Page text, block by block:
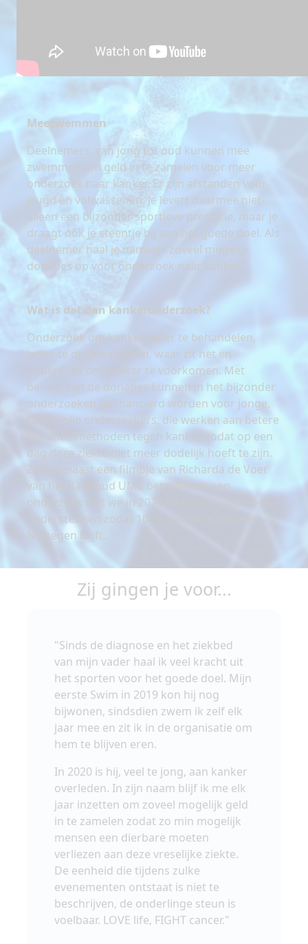
Meezwemmen
Deelnemers, van jong tot oud kunnen mee
zwemmen om geld in te zamelen voor meer
onderzoek naar kanker. Er zijn afstanden voor
jeugd en volwassenen. Je levert daarmee niet
alleen een bijzonder sportieve prestatie, maar je
draagt óók je steentje bij aan het goede doel. Als
deelnemer haal je namelijk zoveel mogelijk
donaties op voor onderzoek naar kanker.
Wat is dat dan kankeronderzoek?
Onderzoek om kanker beter te behandelen,
beter te diagnosticeren, waar zit het en
onderzoek om kanker te voorkomen. Met
behulp van de donaties kunnen in het bijzonder
onderzoeken gefinancierd worden voor jonge,
talentvolle onderzoekers, die werken aan betere
behandelmethoden tegen kanker zodat op een
dag deze ziekte niet meer dodelijk hoeft te zijn.
Zie hiernaast een filmpje van Richarda de Voer
van het Radboud UMC betreffende een
onderzoek wat we in 2025 en ook dit jaar weer
ondersteunen zodat 100% van onze donaties in
Nijmegen blijft.
Zij gingen je voor...
"Sinds de diagnose en het ziekbed
van mijn vader haal ik veel kracht uit
het sporten voor het goede doel. Mijn
eerste Swim in 2019 kon hij nog
bijwonen, sindsdien zwem ik zelf elk
jaar mee en zit ik in de organisatie om
hem te blijven eren.
In 2020 is hij, veel te jong, aan kanker
overleden. In zijn naam blijf ik me elk
jaar inzetten om zoveel mogelijk geld
in te zamelen zodat zo min mogelijk
mensen een dierbare moeten
verliezen aan deze vreselijke ziekte.
De eenheid die tijdens zulke
evenementen ontstaat is niet te
beschrijven, de onderlinge steun is
voelbaar. LOVE life, FIGHT cancer."